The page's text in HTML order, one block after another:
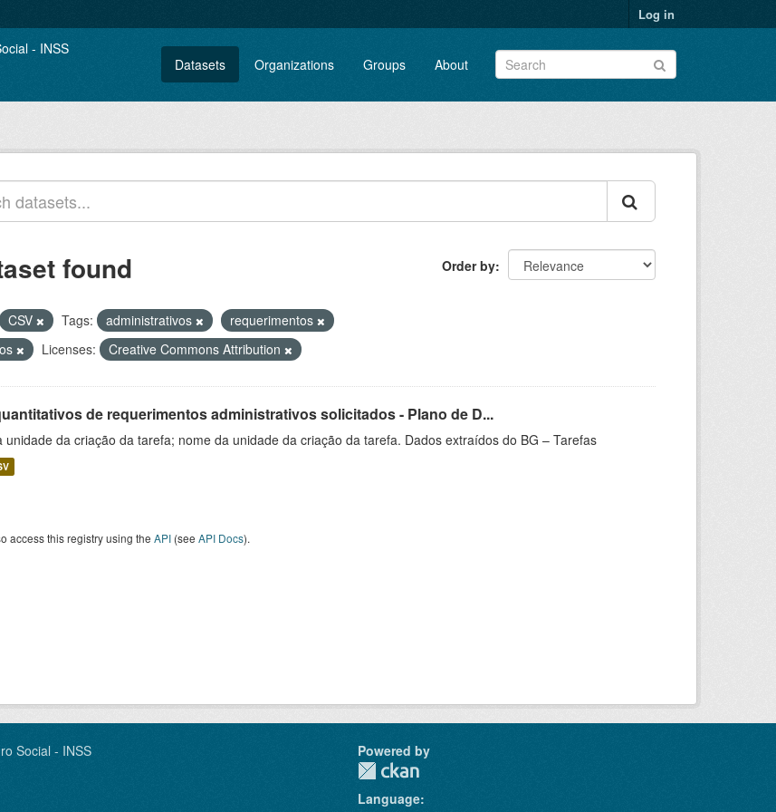
Log in
Datasets Organizations Groups About
Order by
found
CSV Tags: administrativos
requerimentos
Licenses: Creative Commons Attribution
de requerimentos administrativos solicitados - Plano de D...
unidade da criação da tarefa; nome da unidade da criação da tarefa. Dados extraídos do BG – Tarefas
access this registry using the API (see API Docs).
Social - INSS
Powered by
Language